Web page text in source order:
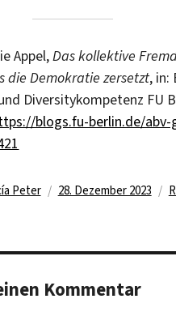
Appel,Das kollektive
die Demokratie zersetzt, in:
Diversitykompetenz FU
blogs.fu-berlin.de/abv-
Peter
Veröffentlicht
28. Dezember 2023
Kommentar